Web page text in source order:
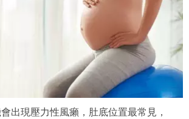
出現壓力性風癩，肚底位置最常見，